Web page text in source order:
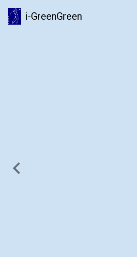
i-GreenGreen